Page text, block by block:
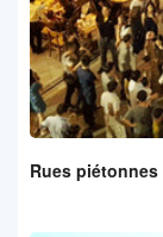
Rues